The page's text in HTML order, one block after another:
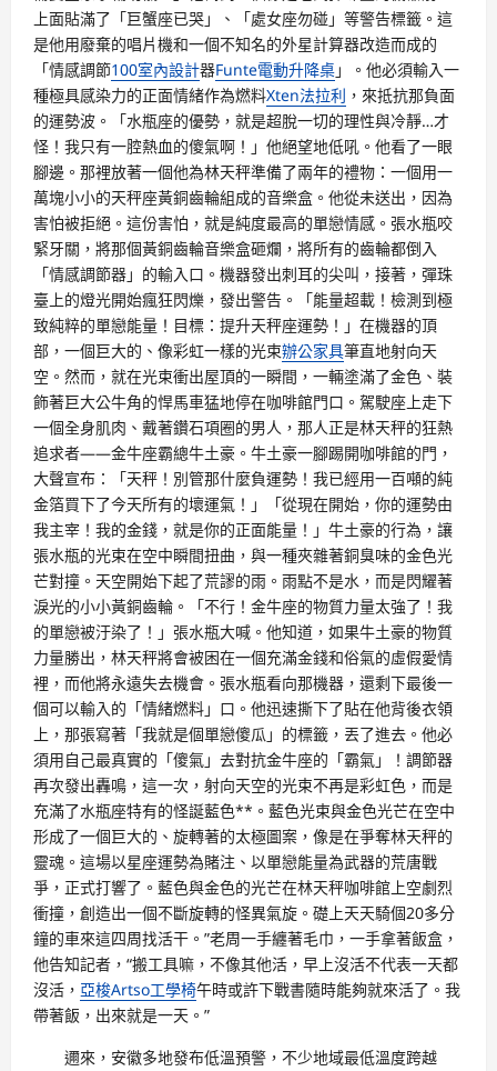
上面貼滿了「巨蟹座已哭」、「處女座勿碰」等警告標籤。這
是他用廢棄的唱片機和一個不知名的外星計算器改造而成的
「情感調節100室內設計器Funte電動升降桌」。他必須輸入一
種極具感染力的正面情緒作為燃料Xten法拉利 ，來抵抗那負面
的運勢波。「水瓶座的優勢，就是超脫一切的理性與冷靜…才
怪！我只有一腔熱血的傻氣啊！」他絕望地低吼。他看了一眼
腳邊。那裡放著一個他為林天秤準備了兩年的禮物：一個用一
萬塊小小的天秤座黃銅齒輪組成的音樂盒。他從未送出，因為
害怕被拒絕。這份害怕，就是純度最高的單戀情感。張水瓶咬
緊牙關，將那個黃銅齒輪音樂盒砸爛，將所有的齒輪都倒入
「情感調節器」的輸入口。機器發出刺耳的尖叫，接著，彈珠
臺上的燈光開始瘋狂閃爍，發出警告。「能量超載！檢測到極
致純粹的單戀能量！目標：提升天秤座運勢！」在機器的頂
部，一個巨大的、像彩虹一樣的光束辦公家具筆直地射向天
空。然而，就在光束衝出屋頂的一瞬間，一輛塗滿了金色、裝
飾著巨大公牛角的悍馬車猛地停在咖啡館門口。駕駛座上走下
一個全身肌肉、戴著鑽石項圈的男人，那人正是林天秤的狂熱
追求者——金牛座霸總牛土豪。牛土豪一腳踢開咖啡館的門，
大聲宣布：「天秤！別管那什麼負運勢！我已經用一百噸的純
金箔買下了今天所有的壞運氣！」「從現在開始，你的運勢由
我主宰！我的金錢，就是你的正面能量！」牛土豪的行為，讓
張水瓶的光束在空中瞬間扭曲，與一種夾雜著銅臭味的金色光
芒對撞。天空開始下起了荒謬的雨。雨點不是水，而是閃耀著
淚光的小小黃銅齒輪。「不行！金牛座的物質力量太強了！我
的單戀被汙染了！」張水瓶大喊。他知道，如果牛土豪的物質
力量勝出，林天秤將會被困在一個充滿金錢和俗氣的虛假愛情
裡，而他將永遠失去機會。張水瓶看向那機器，還剩下最後一
個可以輸入的「情緒燃料」口。他迅速撕下了貼在他背後衣領
上，那張寫著「我就是個單戀傻瓜」的標籤，丟了進去。他必
須用自己最真實的「傻氣」去對抗金牛座的「霸氣」！調節器
再次發出轟鳴，這一次，射向天空的光束不再是彩虹色，而是
充滿了水瓶座特有的怪誕藍色**。藍色光束與金色光芒在空中
形成了一個巨大的、旋轉著的太極圖案，像是在爭奪林天秤的
靈魂。這場以星座運勢為賭注、以單戀能量為武器的荒唐戰
爭，正式打響了。藍色與金色的光芒在林天秤咖啡館上空劇烈
衝撞，創造出一個不斷旋轉的怪異氣旋。礎上天天騎個20多分
鐘的車來這四周找活干。”老周一手纏著毛巾，一手拿著飯盒，
他告知記者，“搬工具嘛，不像其他活，早上沒活不代表一天都
沒活， 亞梭Artso工學椅午時或許下戰書隨時能夠就來活了。我
帶著飯，出來就是一天。”
邇來，安徽多地發布低溫預警，不少地域最低溫度跨越